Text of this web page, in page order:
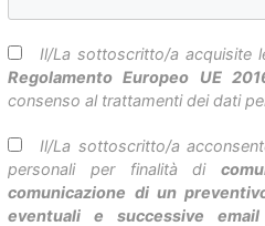
Il/La sottoscritto/a acquisite
Regolamento Europeo UE
consenso al trattamenti dei dati
Il/La sottoscritto/a
personali per finalità di
comunicazione di un
eventuali e successive email